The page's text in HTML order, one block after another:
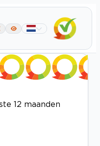
12 maanden